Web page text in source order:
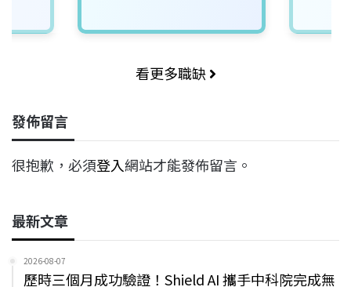
看更多職缺
發佈留言
很抱歉，必須登入網站才能發佈留言。
最新文章
2026-08-07
歷時三個月成功驗證！Shield AI 攜手中科院完成無